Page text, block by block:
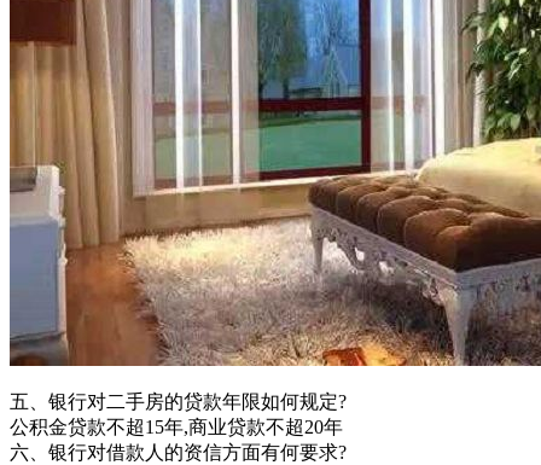
五、银行对二手房的贷款年限如何规定?
公积金贷款不超15年,商业贷款不超20年
六、银行对借款人的资信方面有何要求?